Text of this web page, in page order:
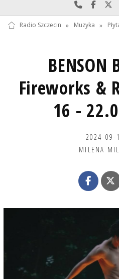
Najlepiej
Radio Szczecin » Muzyka »
BENSON
Fireworks &
16 -
2024-09-
MILENA